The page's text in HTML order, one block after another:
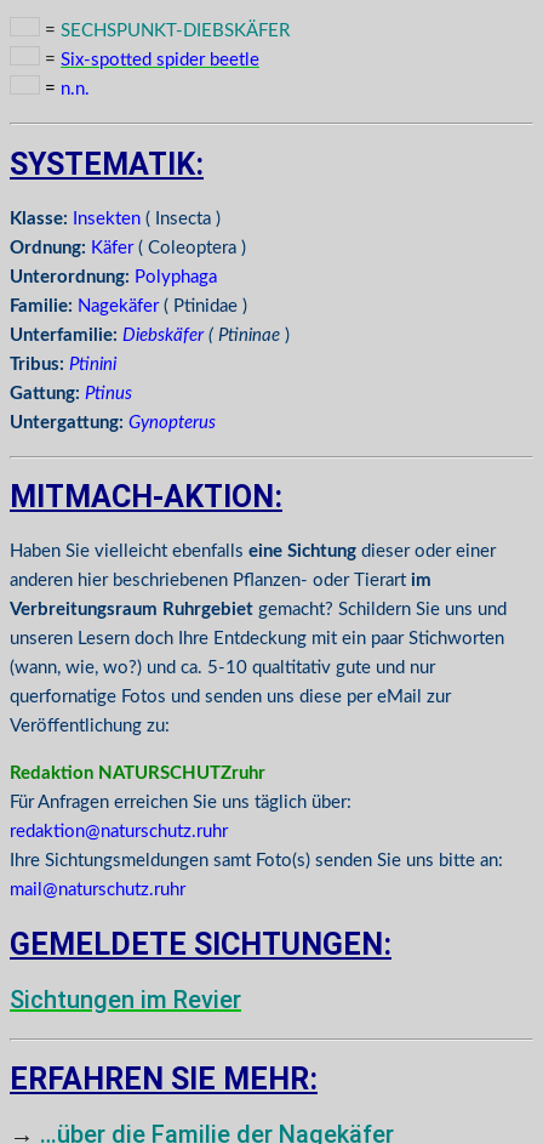
= SECHSPUNKT-DIEBSKÄFER
= Six-spotted spider beetle
= n.n.
SYSTEMATIK:
Klasse: Insekten ( Insecta )
Ordnung: Käfer ( Coleoptera )
Unterordnung: Polyphaga
Familie: Nagekäfer ( Ptinidae )
Unterfamilie: Diebskäfer ( Ptininae )
Tribus: Ptinini
Gattung: Ptinus
Untergattung: Gynopterus
MITMACH-AKTION:
Haben Sie vielleicht ebenfalls eine Sichtung dieser oder einer
anderen hier beschriebenen Pflanzen- oder Tierart im
Verbreitungsraum Ruhrgebiet gemacht? Schildern Sie uns und
unseren Lesern doch Ihre Entdeckung mit ein paar Stichworten
(wann, wie, wo?) und ca. 5-10 qualtitativ gute und nur
querfornatige Fotos und senden uns diese per eMail zur
Veröffentlichung zu:
Redaktion NATURSCHUTZruhr
Für Anfragen erreichen Sie uns täglich über:
redaktion@naturschutz.ruhr
Ihre Sichtungsmeldungen samt Foto(s) senden Sie uns bitte an:
mail@naturschutz.ruhr
GEMELDETE SICHTUNGEN:
Sichtungen im Revier
ERFAHREN SIE MEHR:
→ …über die Familie der Nagekäfer